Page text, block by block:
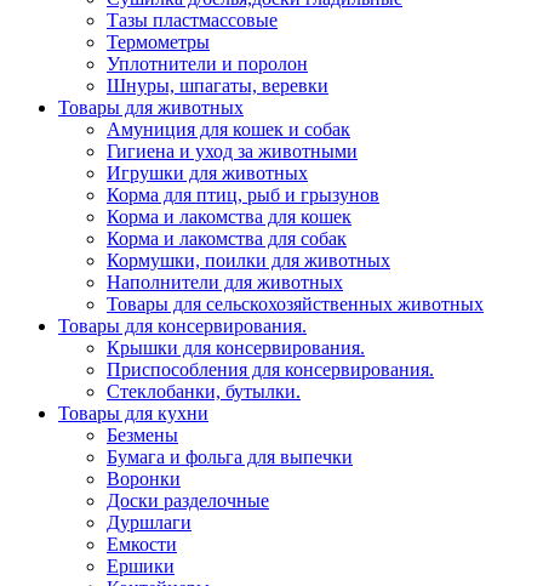
Тазы пластмассовые
Термометры
Уплотнители и поролон
Шнуры, шпагаты, веревки
Товары для животных
Амуниция для кошек и собак
Гигиена и уход за животными
Игрушки для животных
Корма для птиц, рыб и грызунов
Корма и лакомства для кошек
Корма и лакомства для собак
Кормушки, поилки для животных
Наполнители для животных
Товары для сельскохозяйственных животных
Товары для консервирования.
Крышки для консервирования.
Приспособления для консервирования.
Стеклобанки, бутылки.
Товары для кухни
Безмены
Бумага и фольга для выпечки
Воронки
Доски разделочные
Дуршлаги
Емкости
Ершики